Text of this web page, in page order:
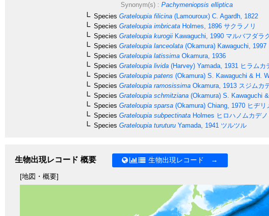
Synonym(s) : Pachymeniopsis elliptica
Species Grateloupia filicina (Lamouroux) C. Agardh, 1822
Species Grateloupia imbricata Holmes, 1896 サクラノリ
Species Grateloupia kurogii Kawaguchi, 1990 マルバフダラ
Species Grateloupia lanceolata (Okamura) Kawaguchi, 1997
Species Grateloupia latissima Okamura, 1936
Species Grateloupia livida (Harvey) Yamada, 1931 ヒラムカ
Species Grateloupia patens (Okamura) S. Kawaguchi & H.
Species Grateloupia ramosissima Okamura, 1913 スジムカ
Species Grateloupia schmitziana (Okamura) S. Kawaguchi
Species Grateloupia sparsa (Okamura) Chiang, 1970 ヒヂリ
Species Grateloupia subpectinata Holmes ヒロハノムカデノ
Species Grateloupia turuturu Yamada, 1941 ツルツル
生物出現レコード 概要 生物出現レコード →
[地図・概要]